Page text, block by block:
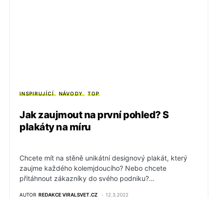
INSPIRUJÍCÍ NÁVODY TOP
Jak zaujmout na první pohled? S
plakáty na míru
Chcete mít na stěně unikátní designový plakát, který
zaujme každého kolemjdoucího? Nebo chcete
přitáhnout zákazníky do svého podniku?…
AUTOR REDAKCE VIRALSVET.CZ 12.3.2022